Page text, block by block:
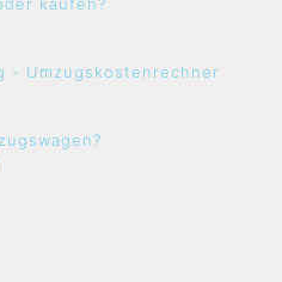
- Umzugskostenrechner